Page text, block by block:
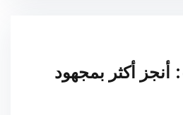
قاعدة 80/20: أنجز أكثر بمجهود